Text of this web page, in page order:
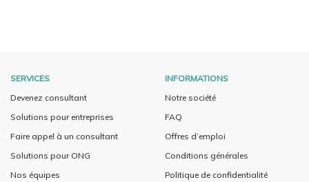
SERVICES
Devenez consultant
Solutions pour entreprises
Faire appel à un consultant
Solutions pour ONG
Nos équipes
INFORMATIONS
Notre société
FAQ
Offres d’emploi
Conditions générales
Politique de confidentialité